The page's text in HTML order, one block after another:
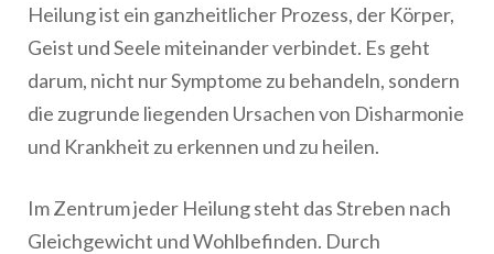
Heilung ist ein ganzheitlicher Prozess, der Körper,
Geist und Seele miteinander verbindet. Es geht
darum, nicht nur Symptome zu behandeln, sondern
die zugrunde liegenden Ursachen von Disharmonie
und Krankheit zu erkennen und zu heilen.
Im Zentrum jeder Heilung steht das Streben nach
Gleichgewicht und Wohlbefinden. Durch